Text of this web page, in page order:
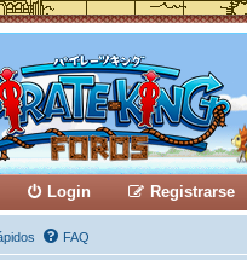
Login Registrarse
FAQ